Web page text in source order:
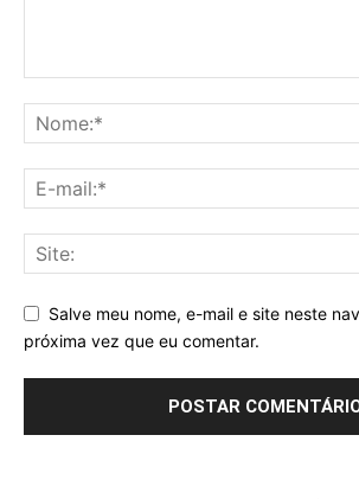
Salve meu nome, e-mail e site neste
próxima vez que eu comentar.